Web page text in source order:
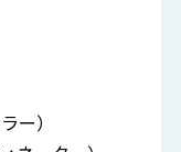
ー）